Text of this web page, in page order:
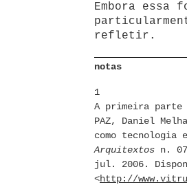
Embora essa
refletir.
notas
1
A primeira parte
PAZ, Daniel
como tecnologia
Arquitextos n.
jul. 2006.
<http://